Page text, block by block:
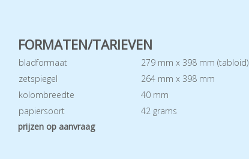
FORMATEN/TARIEVEN
bladformaat
279 mm x 398 mm (tabloid)
zetspiegel
264 mm x 398 mm
kolombreedte
40 mm
papiersoort
42 grams
prijzen op aanvraag